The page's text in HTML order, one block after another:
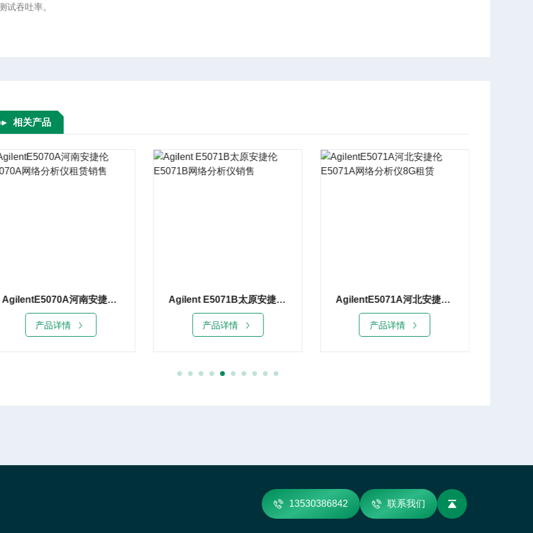
试吞吐率。
相关产品
AgilentE5070A河南安捷伦E5070A网络分析仪租赁销售
产品详情
Agilent E5071B太原安捷伦E5071B网络分析仪销售
产品详情
AgilentE5071A河北安捷伦E5071A网络分析仪8G租赁
产品详情
13530386842 联系我们